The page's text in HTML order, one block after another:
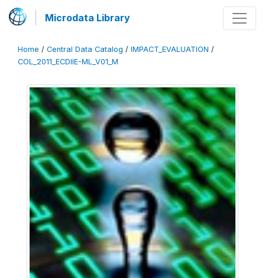
Microdata Library
Home / Central Data Catalog / IMPACT_EVALUATION /
COL_2011_ECDIIE-ML_V01_M